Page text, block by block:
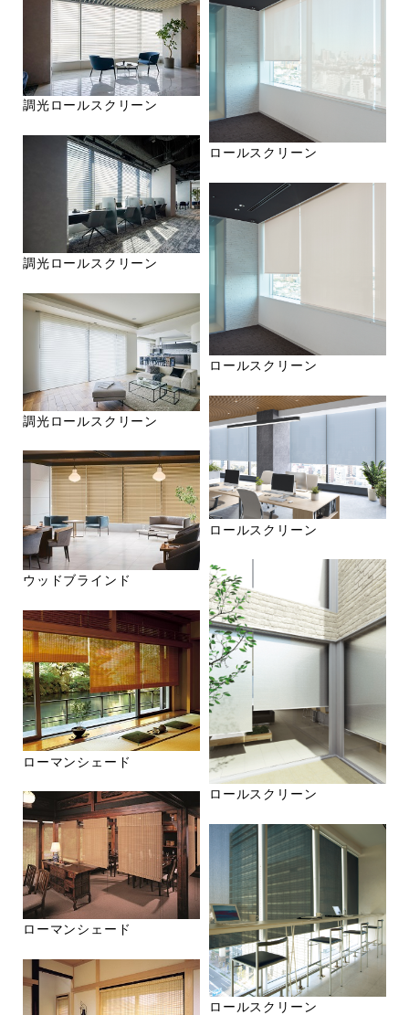
調光ロールスクリーン
調光ロールスクリーン
調光ロールスクリーン
ウッドブラインド
ローマンシェード
ローマンシェード
ロールスクリーン
ロールスクリーン
ロールスクリーン
ロールスクリーン
ロールスクリーン